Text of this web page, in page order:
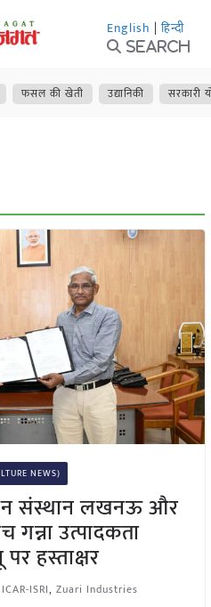
English | हिन्दी
Search
फसल की खेती उद्यानिकी सरकारी
NEWS)
संस्थान लखनऊ और
गन्ना उत्पादकता
हस्ताक्षर
ICAR-ISRI, Zuari Industries